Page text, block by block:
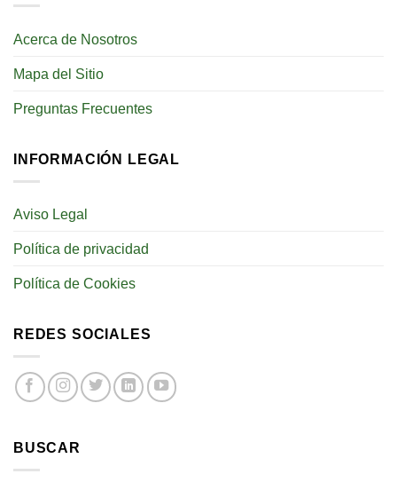
Acerca de Nosotros
Mapa del Sitio
Preguntas Frecuentes
INFORMACIÓN LEGAL
Aviso Legal
Política de privacidad
Política de Cookies
REDES SOCIALES
BUSCAR